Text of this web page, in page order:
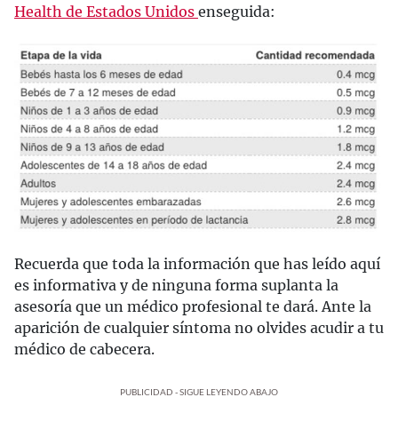
Health de Estados Unidos enseguida:
Recuerda que toda la información que has leído aquí
es informativa y de ninguna forma suplanta la
asesoría que un médico profesional te dará. Ante la
aparición de cualquier síntoma no olvides acudir a tu
médico de cabecera.
PUBLICIDAD - SIGUE LEYENDO ABAJO